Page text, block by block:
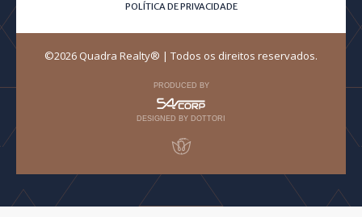
POLÍTICA DE PRIVACIDADE
©2026 Quadra Realty® | Todos os direitos reservados.
PRODUCED BY
DESIGNED BY DOTTORI